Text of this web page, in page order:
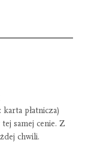
karta płatnicza)
samej cenie. Z
chwili.